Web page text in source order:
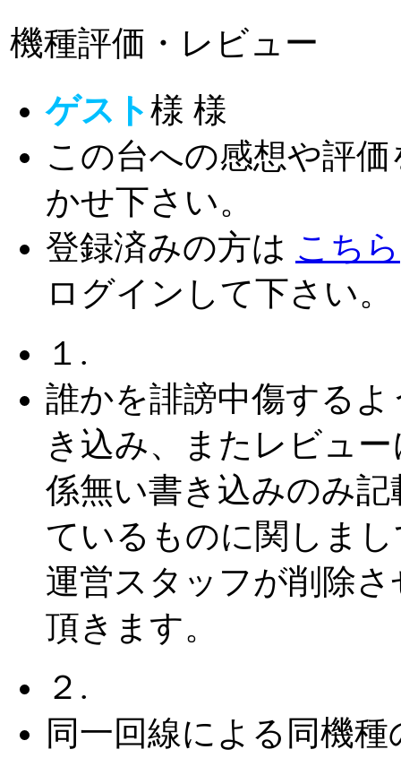
機種評価・レビュー
ゲスト様 様
この台への感想や評価
かせ下さい。
登録済みの方は こちら
ログインして下さい。
１.
誰かを誹謗中傷するよ
き込み、またレビュー
係無い書き込みのみ記
ているものに関しま
運営スタッフが削除さ
頂きます。
２.
同一回線による同機種